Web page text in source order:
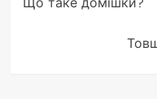
navigation